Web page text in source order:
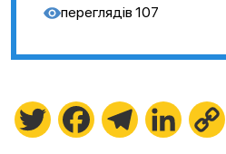
переглядів 107
Twitter FacebookTelegramLinkedIn